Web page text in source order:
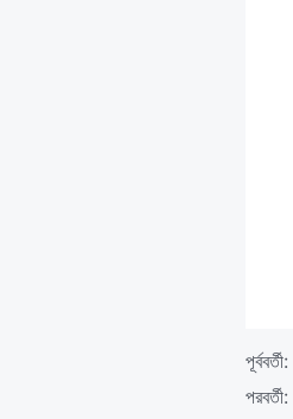
পূর্ববর্তী:
পরবর্তী: